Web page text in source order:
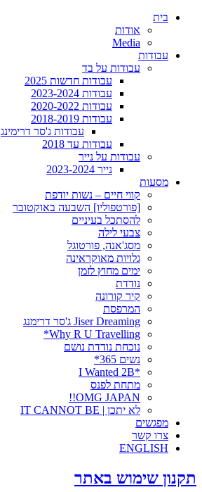
בית
אודות
Media
עבודות
עבודות על בד
עבודות חדשות 2025
עבודות 2023-2024
עבודות 2020-2022
עבודות 2018-2019
עבודות ג'סר דרימינג
עבודות עד 2018
עבודות על נייר
נייר 2023-2024
מסעות
קווי חיים – נשות יודפת
[פורטפוליו] השבעה באוקטובר
להסתכל בעיניים
צבעי לילה
מסג'אנה, פורטוגל
גלויות מאוקראינה
ימים מחוץ לזמן
נודדת
קיר קורונה
המרפסת
Jiser Dreaming ג'סר דרימנג
Why R U Travelling*
נוכחת נודדת נושם
נשים 365*
*I Wanted 2B
מתחת לפנס
OMG JAPAN!!
לא יתכן | IT CANNOT BE
מפגשים
צרו קשר
ENGLISH
תקנון שימוש באתר